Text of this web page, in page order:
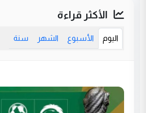
الأكثر قراءة
اليوم الأسبوع الشهر سنة